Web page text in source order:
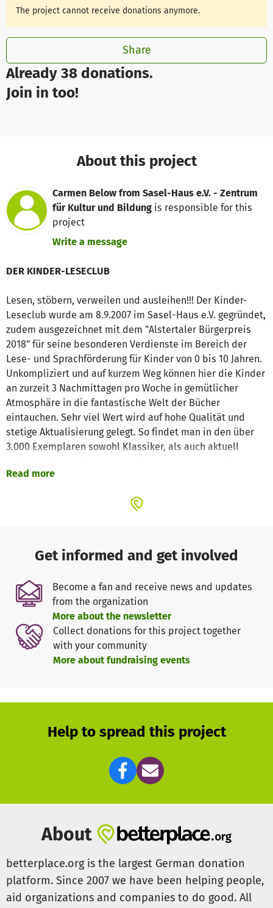
Already 38 donations.
Join in too!
The project cannot receive donations anymore.
Share
About this project
Carmen Below from Sasel-Haus e.V. - Zentrum
für Kultur und Bildung is responsible for this
project
Write a message
DER KINDER-LESECLUB
Lesen, stöbern, verweilen und ausleihen!!! Der Kinder-
Leseclub wurde am 8.9.2007 im Sasel-Haus e.V. gegründet,
zudem ausgezeichnet mit dem "Alstertaler Bürgerpreis
2018" für seine besonderen Verdienste im Bereich der
Lese- und Sprachförderung für Kinder von 0 bis 10 Jahren.
Unkompliziert und auf kurzem Weg können hier die Kinder
an zurzeit 3 Nachmittagen pro Woche in gemütlicher
Atmosphäre in die fantastische Welt der Bücher
eintauchen. Sehr viel Wert wird auf hohe Qualität und
stetige Aktualisierung gelegt. So findet man in den über
3.000 Exemplaren sowohl Klassiker, als auch aktuell
Zeitschriften, eine umfangreiche CD-Auswahl und einige
Außerdem ist der Kinder-Leseclub ein Ort für zahlreiche
finden zwei “Gedichte für Wichte“ - Veranstaltungen,
Kindergartenvorlese- und Stöberstunden am Vormittag
statt.
Read more
Get informed and get involved
Become a fan and receive news and updates
from the organization
More about the newsletter
Collect donations for this project together
with your community
More about fundraising events
Help to spread this project
About
betterplace.org is the largest German donation
platform. Since 2007 we have been helping people,
aid organizations and companies to do good. All